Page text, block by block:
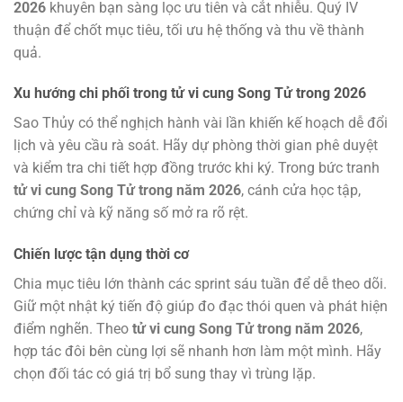
2026 khuyên bạn sàng lọc ưu tiên và cắt nhiễu. Quý IV
thuận để chốt mục tiêu, tối ưu hệ thống và thu về thành
quả.
Xu hướng chi phối trong tử vi cung Song Tử trong 2026
Sao Thủy có thể nghịch hành vài lần khiến kế hoạch dễ đổi
lịch và yêu cầu rà soát. Hãy dự phòng thời gian phê duyệt
và kiểm tra chi tiết hợp đồng trước khi ký. Trong bức tranh
tử vi cung Song Tử trong năm 2026, cánh cửa học tập,
chứng chỉ và kỹ năng số mở ra rõ rệt.
Chiến lược tận dụng thời cơ
Chia mục tiêu lớn thành các sprint sáu tuần để dễ theo dõi.
Giữ một nhật ký tiến độ giúp đo đạc thói quen và phát hiện
điểm nghẽn. Theo tử vi cung Song Tử trong năm 2026,
hợp tác đôi bên cùng lợi sẽ nhanh hơn làm một mình. Hãy
chọn đối tác có giá trị bổ sung thay vì trùng lặp.